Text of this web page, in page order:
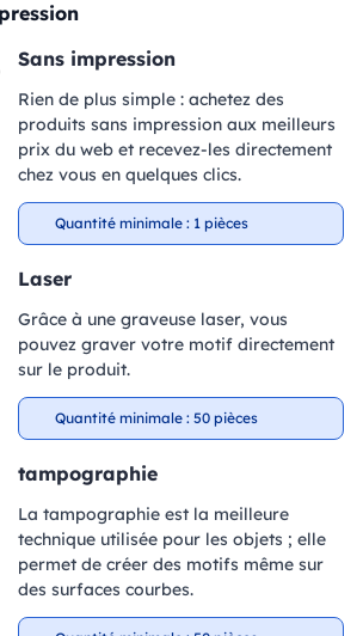
Sans impression
Rien de plus simple : achetez des
produits sans impression aux meilleurs
prix du web et recevez-les directement
chez vous en quelques clics.
Quantité minimale : 1 pièces
Laser
Grâce à une graveuse laser, vous
pouvez graver votre motif directement
sur le produit.
Quantité minimale : 50 pièces
tampographie
La tampographie est la meilleure
technique utilisée pour les objets ; elle
permet de créer des motifs même sur
des surfaces courbes.